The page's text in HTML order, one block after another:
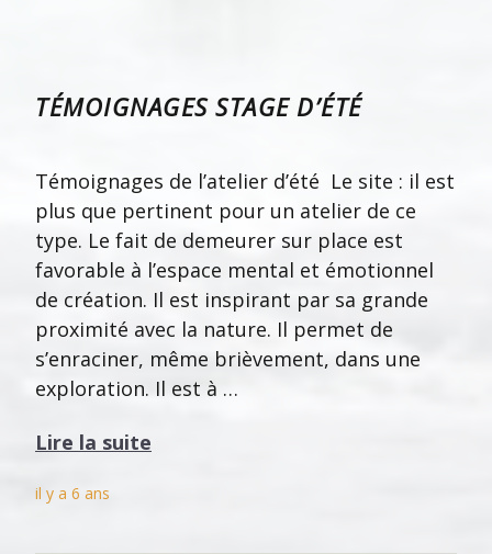
TÉMOIGNAGES STAGE D’ÉTÉ
Témoignages de l’atelier d’été Le site : il est
plus que pertinent pour un atelier de ce
type. Le fait de demeurer sur place est
favorable à l’espace mental et émotionnel
de création. Il est inspirant par sa grande
proximité avec la nature. Il permet de
s’enraciner, même brièvement, dans une
exploration. Il est à …
Lire la suite
il y a 6 ans